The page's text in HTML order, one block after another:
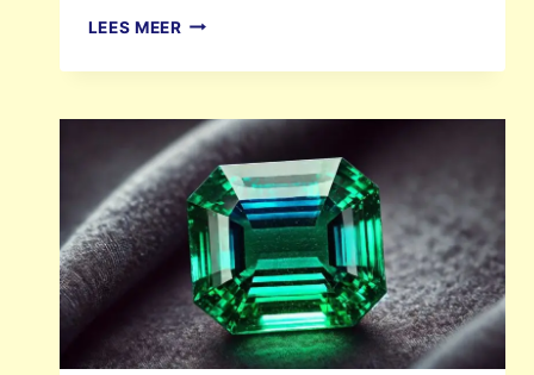
LEES MEERAMETHIST